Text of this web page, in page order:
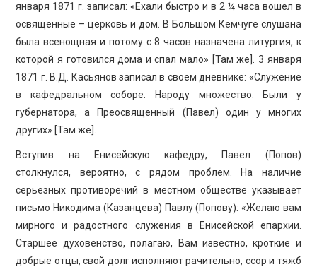
января 1871 г. записал: «Ехали быстро и в 2 ¼ часа вошел в
освященные – церковь и дом. В Большом Кемчуге слушана
была всенощная и потому с 8 часов назначена литургия, к
которой я готовился дома и спал мало» [Там же]. 3 января
1871 г. В.Д. Касьянов записал в своем дневнике: «Служение
в кафедральном соборе. Народу множество. Были у
губернатора, а Преосвященный (Павел) один у многих
других» [Там же].
Вступив на Енисейскую кафедру, Павел (Попов)
столкнулся, вероятно, с рядом проблем. На наличие
серьезных противоречий в местном обществе указывает
письмо Никодима (Казанцева) Павлу (Попову): «Желаю вам
мирного и радостного служения в Енисейской епархии.
Старшее духовенство, полагаю, Вам известно, кроткие и
добрые отцы, свой долг исполняют рачительно, ссор и тяжб